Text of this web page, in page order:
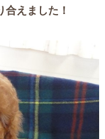
えました！